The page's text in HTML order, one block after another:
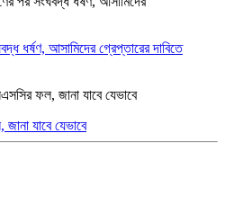
ধর্ষণ, আসামিদের গ্রেপ্তারের দাবিতে
যাবে যেভাবে